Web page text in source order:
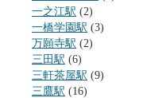
一之江駅 (2)
一橋学園駅 (3)
万願寺駅 (2)
三田駅 (6)
三軒茶屋駅 (9)
三鷹駅 (16)